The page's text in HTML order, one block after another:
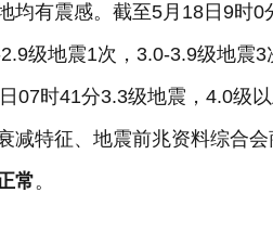
均有震感。截至5月18日9时
级地震1次，3.0-3.9级地震
07时41分3.3级地震，4.0级
减特征、地震前兆资料综合会
常。